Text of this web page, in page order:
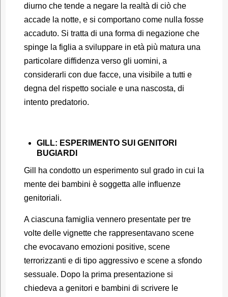
diurno che tende a negare la realtà di ciò che
accade la notte, e si comportano come nulla fosse
accaduto. Si tratta di una forma di negazione che
spinge la figlia a sviluppare in età più matura una
particolare diffidenza verso gli uomini, a
considerarli con due facce, una visibile a tutti e
degna del rispetto sociale e una nascosta, di
intento predatorio.
GILL: ESPERIMENTO SUI GENITORI
BUGIARDI
Gill ha condotto un esperimento sul grado in cui la
mente dei bambini è soggetta alle influenze
genitoriali.
A ciascuna famiglia vennero presentate per tre
volte delle vignette che rappresentavano scene
che evocavano emozioni positive, scene
terrorizzanti e di tipo aggressivo e scene a sfondo
sessuale. Dopo la prima presentazione si
chiedeva a genitori e bambini di scrivere le